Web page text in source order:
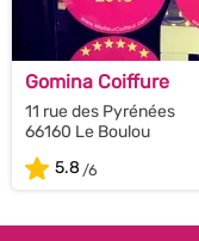
Gomina Coiffure
11 rue des Pyrénées
66160 Le Boulou
5.8